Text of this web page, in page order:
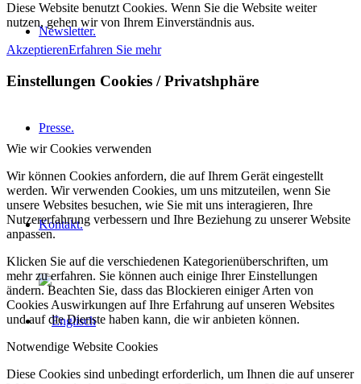
Newsletter.
Presse.
Kontakt.
Diese Website benutzt Cookies. Wenn Sie die Website weiter
nutzen, gehen wir von Ihrem Einverständnis aus.
AkzeptierenErfahren Sie mehr
Einstellungen Cookies / Privatshphäre
Wie wir Cookies verwenden
Wir können Cookies anfordern, die auf Ihrem Gerät eingestellt
werden. Wir verwenden Cookies, um uns mitzuteilen, wenn Sie
unsere Websites besuchen, wie Sie mit uns interagieren, Ihre
Nutzererfahrung verbessern und Ihre Beziehung zu unserer Website
anpassen.
Klicken Sie auf die verschiedenen Kategorienüberschriften, um
mehr zu erfahren. Sie können auch einige Ihrer Einstellungen
ändern. Beachten Sie, dass das Blockieren einiger Arten von
Cookies Auswirkungen auf Ihre Erfahrung auf unseren Websites
und auf die Dienste haben kann, die wir anbieten können.
Notwendige Website Cookies
Diese Cookies sind unbedingt erforderlich, um Ihnen die auf unserer